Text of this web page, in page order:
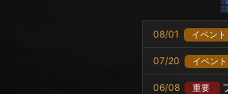
08/01 イベント
07/20 イベント
06/08 重要